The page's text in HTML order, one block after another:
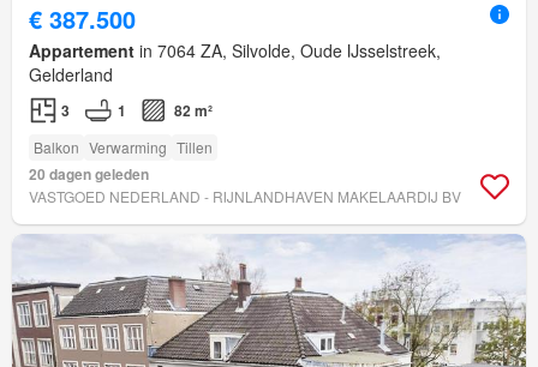
€ 387.500
Appartement in 7064 ZA, Silvolde, Oude IJsselstreek,
Gelderland
3 1 82 m²
Balkon Verwarming Tillen
20 dagen geleden
VASTGOED NEDERLAND - RIJNLANDHAVEN MAKELAARDIJ BV